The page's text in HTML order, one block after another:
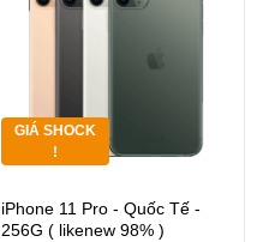
GIÁ SHOCK
!
iPhone 11 Pro - Quốc Tế -
256G ( likenew 98% )